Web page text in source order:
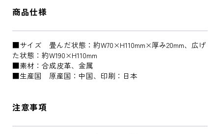
商品仕様
■サイズ 畳んだ状態：約W70×H110mm×厚み20mm、広げ
た状態：約W190×H110mm
■素材：合成皮革、金属
■生産国 原産国：中国、印刷：日本
注意事項